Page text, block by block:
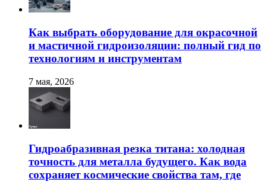
Как выбрать оборудование для окрасочной
и мастичной гидроизоляции: полный гид по
технологиям и инструментам
7 мая, 2026
Гидроабразивная резка титана: холодная
точность для металла будущего. Как вода
сохраняет космические свойства там, где